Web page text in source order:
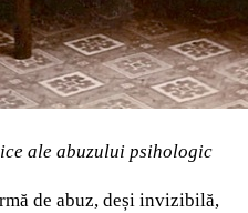
ale abuzului psihologic
de abuz, deși invizibilă,